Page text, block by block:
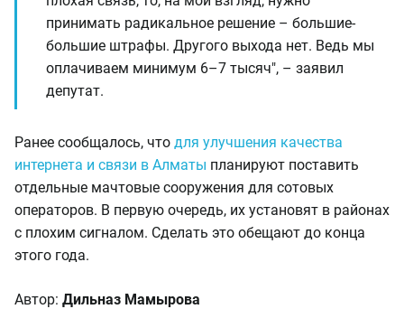
принимать радикальное решение – большие-
большие штрафы. Другого выхода нет. Ведь мы
оплачиваем минимум 6–7 тысяч", – заявил
депутат.
Ранее сообщалось, что для улучшения качества
интернета и связи в Алматы планируют поставить
отдельные мачтовые сооружения для сотовых
операторов. В первую очередь, их установят в районах
с плохим сигналом. Сделать это обещают до конца
этого года.
Автор: Дильназ Мамырова